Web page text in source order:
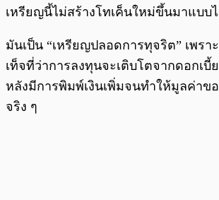
เหรียญนี้ไม่สร้างโทเค็นใหม่ขึ้นมาแบบ
มันเป็น “เหรียญปลอดการทุจริต” เพร
เท็จที่ว่าการลงทุนจะเติบโตจากดอกเบี้
หลังมีการพิมพ์เงินเพิ่มจนทำให้มูลค่าข
จริง ๆ